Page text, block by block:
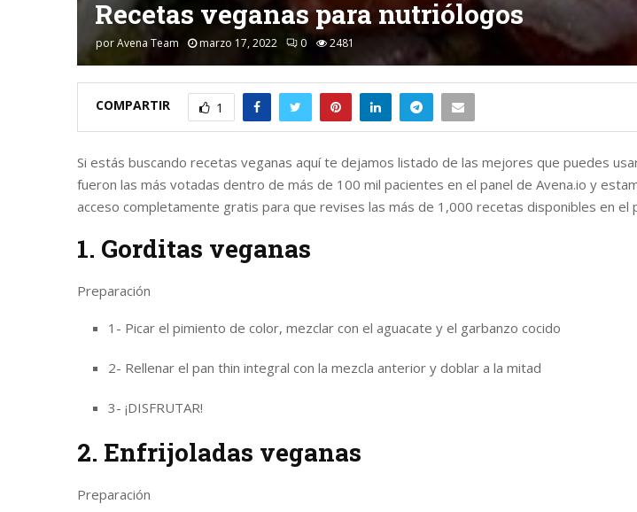
Recetas veganas para nutriólogos
porAvena Team marzo 17, 2022 0 2481
COMPARTIR 1
Si estás buscando recetas veganas aquí te dejamos listado de las mejores que puedes
fueron las más votadas dentro de más de 100 mil pacientes en el panel de Avena.io y
acceso completamente gratis para que revises las más de 1,000 recetas disponibles en el
1. Gorditas veganas
Preparación
1- Picar el pimiento de color, mezclar con el aguacate y el garbanzo cocido
2- Rellenar el pan thin integral con la mezcla anterior y doblar a la mitad
3- ¡DISFRUTAR!
2. Enfrijoladas veganas
Preparación